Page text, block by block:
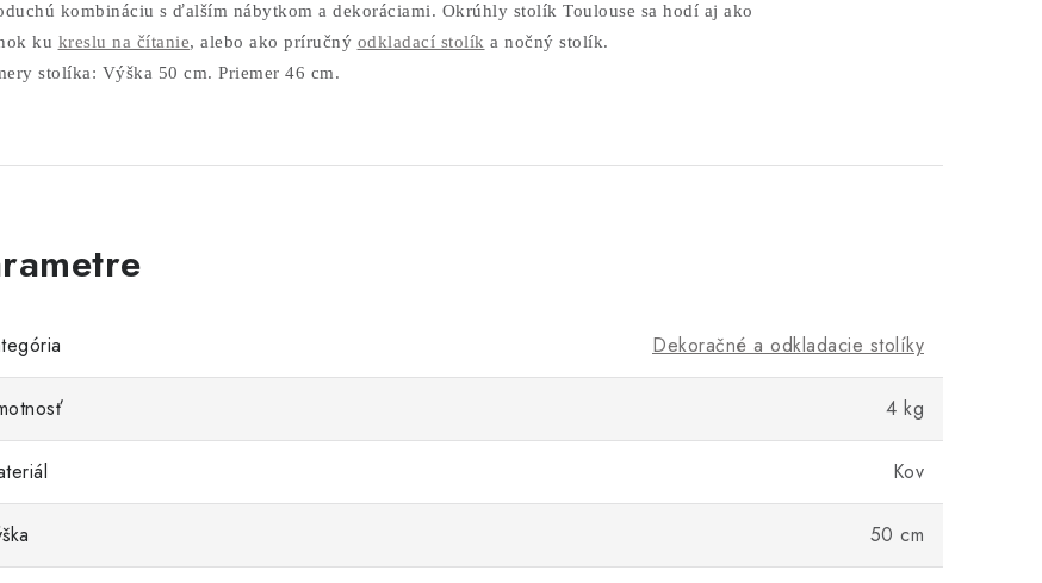
kombináciu s ďalším nábytkom a dekoráciami. Okrúhly stolík Toulouse sa hodí aj ako
ku kreslu na čítanie, alebo ako príručný odkladací stolík a nočný stolík.
stolíka: Výška 50 cm. Priemer 46 cm.
Dekoračné a odkladacie stolíky
4 kg
Kov
50 cm